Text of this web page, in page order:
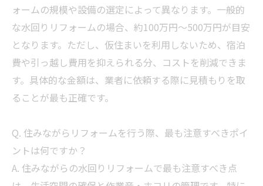
ォームの規模や設備の選定によって異なります。一般的
な水回りリフォームの場合、約100万円～500万円が目安
となります。ただし、仮住まいを利用しないため、宿泊
費や引っ越し費用を抑えられる分、コストを削減できま
す。具体的な金額は、業者に依頼する際に見積もりを取
ることが最も正確です。
Q. 住みながらリフォームを行う際、最も注意すべきポイ
ントは何ですか？
A. 住みながらの水回りリフォームで最も注意すべき点